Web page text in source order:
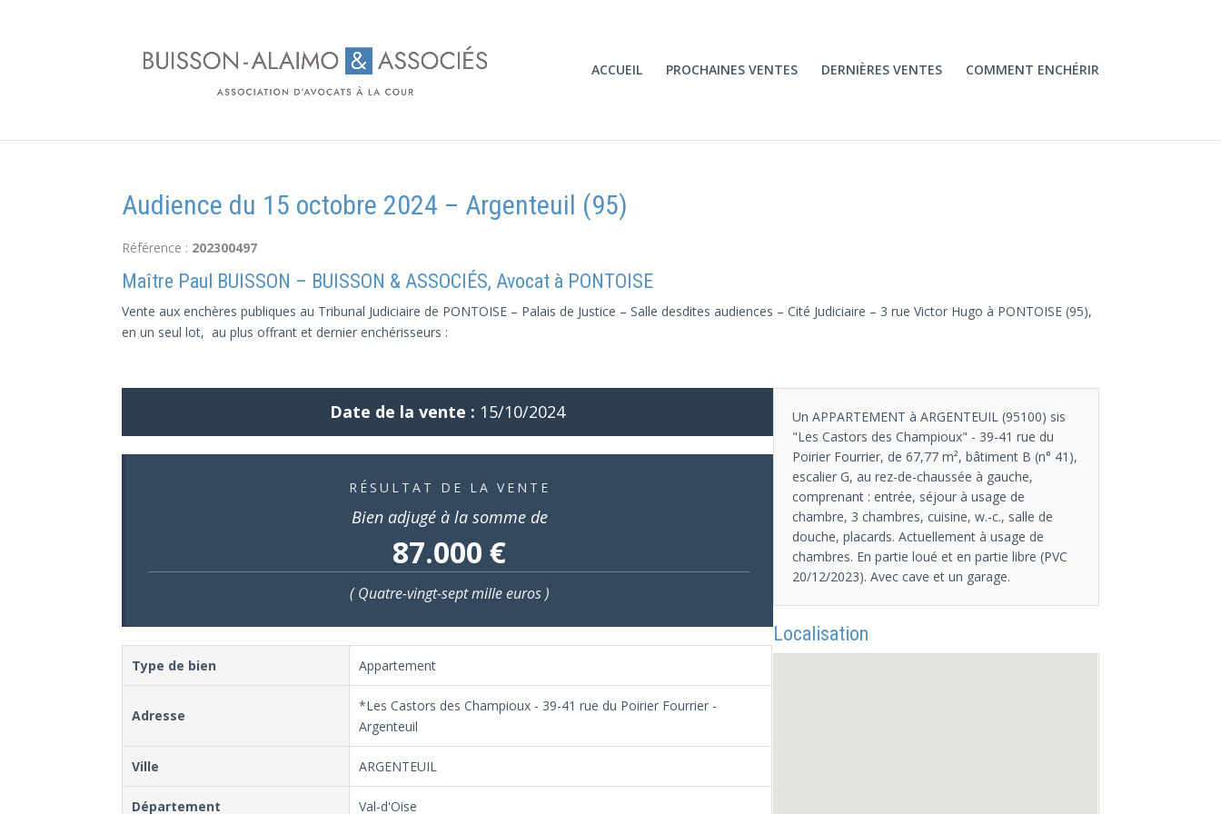
ACCUEIL PROCHAINES VENTES DERNIÈRES VENTES COMMENT ENCHÉRIR
Audience du 15 octobre 2024 – Argenteuil (95)
Référence : 202300497
Maître Paul BUISSON – BUISSON & ASSOCIÉS, Avocat à PONTOISE
Vente aux enchères publiques au Tribunal Judiciaire de PONTOISE – Palais de Justice – Salle desdites audiences – Cité Judiciaire – 3 rue Victor Hugo à PONTOISE (95),
en un seul lot, au plus offrant et dernier enchérisseurs :
Date de la vente : 15/10/2024
RÉSULTAT DE LA VENTE
Bien adjugé à la somme de
87.000 €
( Quatre-vingt-sept mille euros )
Type de bien Appartement
Adresse
*Les Castors des Champioux - 39-41 rue du Poirier Fourrier -
Argenteuil
Ville ARGENTEUIL
Département Val-d'Oise
Un APPARTEMENT à ARGENTEUIL (95100) sis
"Les Castors des Champioux" - 39-41 rue du
Poirier Fourrier, de 67,77 m², bâtiment B (n° 41),
escalier G, au rez-de-chaussée à gauche,
comprenant : entrée, séjour à usage de
chambre, 3 chambres, cuisine, w.-c., salle de
douche, placards. Actuellement à usage de
chambres. En partie loué et en partie libre (PVC
20/12/2023). Avec cave et un garage.
Localisation